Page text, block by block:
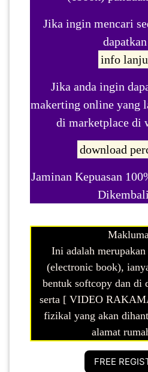
Jika ingin mencari
info
Jika anda ingin
makerting online yang
di marketplace di
download
Jaminan Kepuasan
Ini adalah
(electronic book),
bentuk softcopy dan di
serta [ VIDEO
fizikal yang akan
alamat
FREE